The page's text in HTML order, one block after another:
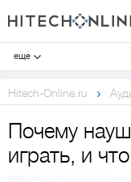
еще
Hitech-Online.ru
Почему
играть, и